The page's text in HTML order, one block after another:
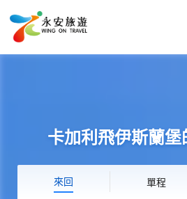
卡加利飛伊斯蘭
來回 單程